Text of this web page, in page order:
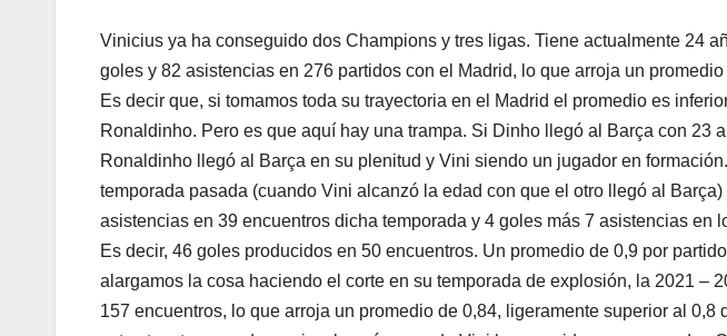
Vinicius ya ha conseguido dos Champions y tres ligas. Tiene actualmente 24
goles y 82 asistencias en 276 partidos con el Madrid, lo que arroja un
Es decir que, si tomamos toda su trayectoria en el Madrid el promedio es
Ronaldinho. Pero es que aquí hay una trampa. Si Dinho llegó al Barça con 23
Ronaldinho llegó al Barça en su plenitud y Vini siendo un jugador en
temporada pasada (cuando Vini alcanzó la edad con que el otro llegó al
asistencias en 39 encuentros dicha temporada y 4 goles más 7 asistencias en
Es decir, 46 goles producidos en 50 encuentros. Un promedio de 0,9 por
alargamos la cosa haciendo el corte en su temporada de explosión, la 2021 –
157 encuentros, lo que arroja un promedio de 0,84, ligeramente superior al 0,8